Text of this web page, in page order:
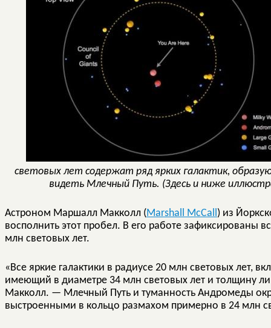
световых лет содержат ряд ярких галактик,
видеть Млечный Путь. (Здесь и ниже
Астроном Маршалл Макколл (Marshall McCall) из
восполнить этот пробел. В его работе зафиксированы
млн световых лет.
«Все яркие галактики в радиусе 20 млн световых лет,
имеющий в диаметре 34 млн световых лет и толщину
Макколл. — Млечный Путь и туманность Андромеды
выстроенными в кольцо размахом примерно в 24 млн